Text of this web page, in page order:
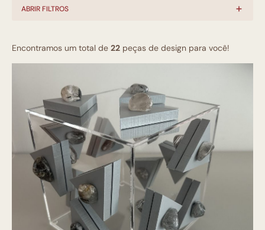
ABRIR FILTROS
Encontramos um total de 22 peças de design para você!